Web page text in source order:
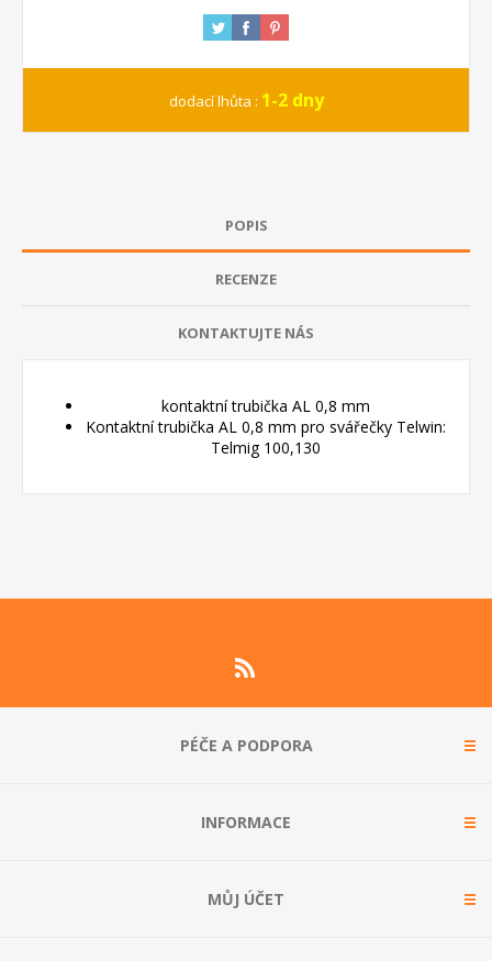
dodací lhůta : 1-2 dny
POPIS
RECENZE
KONTAKTUJTE NÁS
kontaktní trubička AL 0,8 mm
Kontaktní trubička AL 0,8 mm pro svářečky Telwin:
Telmig 100,130
PÉČE A PODPORA
INFORMACE
MŮJ ÚČET